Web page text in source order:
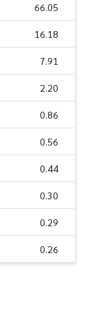
66.05
16.18
7.91
2.20
0.86
0.56
0.44
0.30
0.29
0.26